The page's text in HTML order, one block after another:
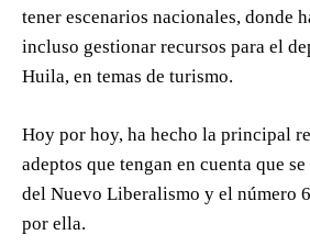
tener escenarios nacionales, donde
incluso gestionar recursos para el
Huila, en temas de turismo.
Hoy por hoy, ha hecho la principal
adeptos que tengan en cuenta que
del Nuevo Liberalismo y el número
por ella.